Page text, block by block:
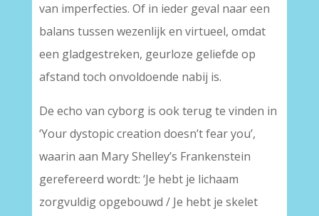
van imperfecties. Of in ieder geval naar een
balans tussen wezenlijk en virtueel, omdat
een gladgestreken, geurloze geliefde op
afstand toch onvoldoende nabij is.
De echo van cyborg is ook terug te vinden in
‘Your dystopic creation doesn’t fear you’,
waarin aan Mary Shelley’s Frankenstein
gerefereerd wordt: ‘Je hebt je lichaam
zorgvuldig opgebouwd / Je hebt je skelet